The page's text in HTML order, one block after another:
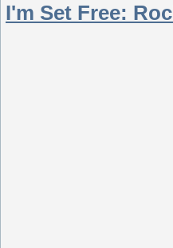
I'm Set Free: